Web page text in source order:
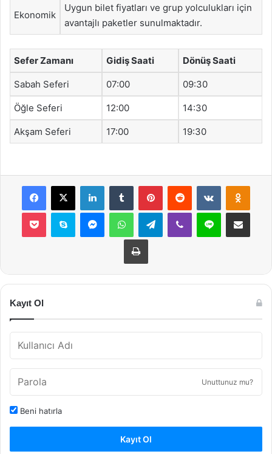
Ekonomik
Uygun bilet fiyatları ve grup yolculukları için
avantajlı paketler sunulmaktadır.
Sefer Zamanı Gidiş Saati Dönüş Saati
Sabah Seferi 07:00 09:30
Öğle Seferi 12:00 14:30
Akşam Seferi 17:00 19:30
Facebook
X LinkedInTumblr PinterestReddit VKontakte
Pocket Skype MessengerWhatsAppTelegramViber Line E-Posta ile
Yazdır
Kayıt Ol
Unuttunuz mu?
Beni hatırla
Kayıt Ol